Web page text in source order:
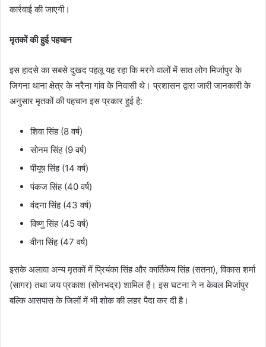
कार्रवाई की जाएगी।
मृतकों की हुई पहचान
इस हादसे का सबसे दुखद पहलू यह रहा कि मरने वालों में सात लोग मिर्जापुर के
जिगना थाना क्षेत्र के नरैना गांव के निवासी थे। प्रशासन द्वारा जारी जानकारी के
अनुसार मृतकों की पहचान इस प्रकार हुई है:
शिवा सिंह (8 वर्ष)
सोनम सिंह (9 वर्ष)
पीयूष सिंह (14 वर्ष)
पंकज सिंह (40 वर्ष)
वंदना सिंह (43 वर्ष)
विष्णु सिंह (45 वर्ष)
वीना सिंह (47 वर्ष)
इसके अलावा अन्य मृतकों में प्रियंका सिंह और कार्तिकेय सिंह (सतना), विकास शर्मा
(सागर) तथा जय प्रकाश (सोनभद्र) शामिल हैं। इस घटना ने न केवल मिर्जापुर
बल्कि आसपास के जिलों में भी शोक की लहर पैदा कर दी है।